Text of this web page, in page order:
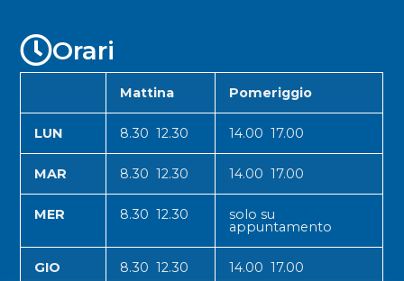
Orari
Mattina Pomeriggio
LUN 8.30 12.30 14.00 17.00
MAR 8.30 12.30 14.00 17.00
MER 8.30 12.30 solo su
appuntamento
GIO 8.30 12.30 14.00 17.00